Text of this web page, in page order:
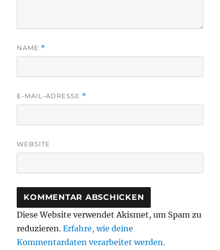
NAME *
E-MAIL-ADRESSE *
WEBSITE
Diese Website verwendet Akismet, um Spam zu
reduzieren.Erfahre, wie deine
Kommentardaten verarbeitet werden.